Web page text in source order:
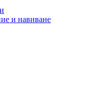
и навиване